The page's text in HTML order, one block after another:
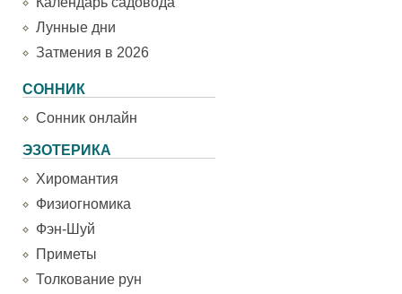
Лунные дни
Затмения в 2026
СОННИК
Сонник онлайн
ЭЗОТЕРИКА
Хиромантия
Физиогномика
Фэн-Шуй
Приметы
Толкование рун